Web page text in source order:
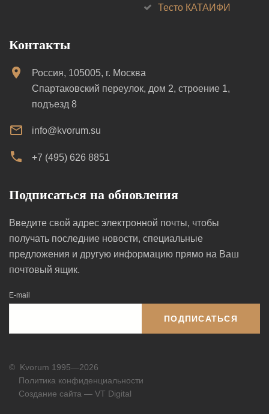
Тесто КАТАИФИ
Контакты
Россия, 105005, г. Москва
Спартаковский переулок, дом 2, строение 1,
подъезд 8
info@kvorum.su
+7 (495) 626 8851
Подписаться на обновления
Введите свой адрес электронной почты, чтобы
получать последние новости, специальные
предложения и другую информацию прямо на Ваш
почтовый ящик.
E-mail
ПОДПИСАТЬСЯ
© Kvorum 1995—2026
Политика конфиденциальности
Создание сайта — VT Digital